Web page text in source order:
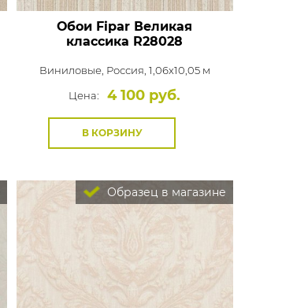
Обои Fipar Великая
классика R28028
Виниловые, Россия, 1,06x10,05 м
Цена:
4 100 руб.
В КОРЗИНУ
Образец в магазине